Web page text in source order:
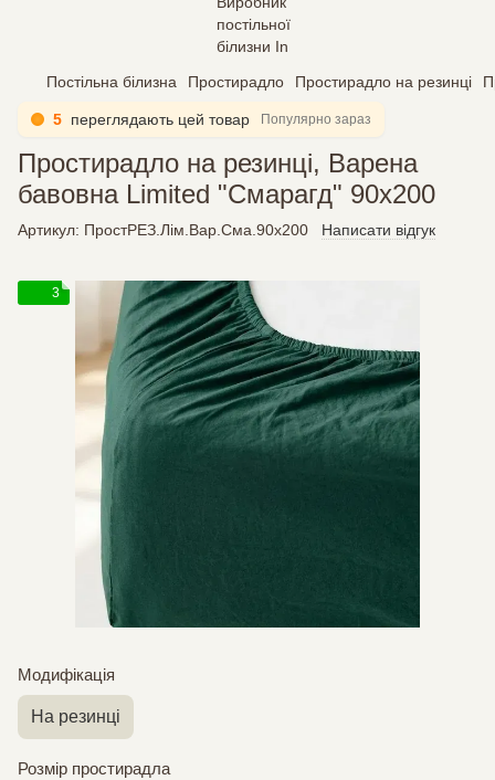
Постільна білизна Простирадло Простирадло на резинці
5 переглядають цей товар Популярно зараз
Простирадло на резинці, Варена
бавовна Limited "Смарагд" 90х200
Артикул: ПростРЕЗ.Лім.Вар.Сма.90х200 Написати відгук
3
Модифікація
На резинці
Розмір простирадла